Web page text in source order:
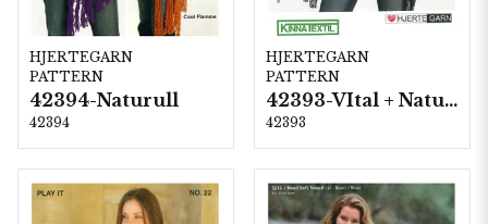
HJERTEGARN
PATTERN
42394-Naturull
42394
HJERTEGARN
PATTERN
42393-VItal + Naturull
42393